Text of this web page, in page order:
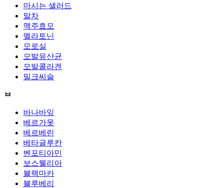
마시는 샐러드
말차
맥주효모
멜라토닌
모로실
모발유산균
모발콜라겐
밀크씨슬
ㅂ
바나바잎
베르가못
베르베린
베타글루칸
벤포티아민
보스웰리아
블랙마카
블루베리